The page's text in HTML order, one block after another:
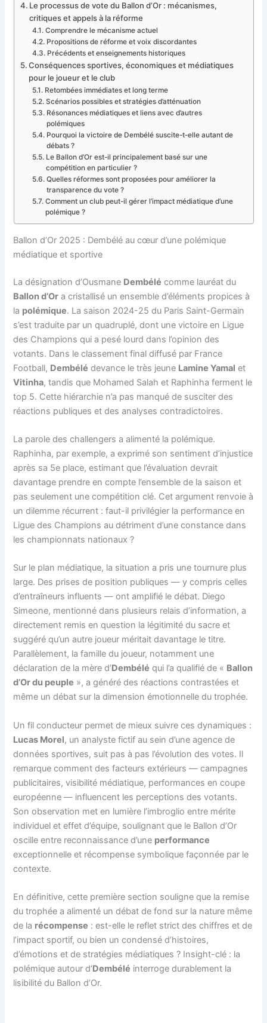
Le processus de vote du Ballon d’Or : mécanismes,
critiques et appels à la réforme
Comprendre le mécanisme actuel
Propositions de réforme et voix discordantes
Précédents et enseignements historiques
Conséquences sportives, économiques et médiatiques
pour le joueur et le club
Retombées immédiates et long terme
Scénarios possibles et stratégies d’atténuation
Résonances médiatiques et liens avec d’autres
polémiques
Pourquoi la victoire de Dembélé suscite-t-elle autant de
débats ?
Le Ballon d’Or est-il principalement basé sur une
compétition en particulier ?
Quelles réformes sont proposées pour améliorer la
transparence du vote ?
Comment un club peut-il gérer l’impact médiatique d’une
polémique ?
Ballon d’Or 2025 : Dembélé au cœur d’une polémique
médiatique et sportive
La désignation d’Ousmane Dembélé comme lauréat du
Ballon d’Or a cristallisé un ensemble d’éléments propices à
la polémique. La saison 2024-25 du Paris Saint-Germain
s’est traduite par un quadruplé, dont une victoire en Ligue
des Champions qui a pesé lourd dans l’opinion des
votants. Dans le classement final diffusé par France
Football, Dembélé devance le très jeune Lamine Yamal et
Vitinha, tandis que Mohamed Salah et Raphinha ferment le
top 5. Cette hiérarchie n’a pas manqué de susciter des
réactions publiques et des analyses contradictoires.
La parole des challengers a alimenté la polémique.
Raphinha, par exemple, a exprimé son sentiment d’injustice
après sa 5e place, estimant que l’évaluation devrait
davantage prendre en compte l’ensemble de la saison et
pas seulement une compétition clé. Cet argument renvoie à
un dilemme récurrent : faut-il privilégier la performance en
Ligue des Champions au détriment d’une constance dans
les championnats nationaux ?
Sur le plan médiatique, la situation a pris une tournure plus
large. Des prises de position publiques — y compris celles
d’entraîneurs influents — ont amplifié le débat. Diego
Simeone, mentionné dans plusieurs relais d’information, a
directement remis en question la légitimité du sacre et
suggéré qu’un autre joueur méritait davantage le titre.
Parallèlement, la famille du joueur, notamment une
déclaration de la mère d’Dembélé qui l’a qualifié de « Ballon
d’Or du peuple », a généré des réactions contrastées et
même un débat sur la dimension émotionnelle du trophée.
Un fil conducteur permet de mieux suivre ces dynamiques :
Lucas Morel, un analyste fictif au sein d’une agence de
données sportives, suit pas à pas l’évolution des votes. Il
remarque comment des facteurs extérieurs — campagnes
publicitaires, visibilité médiatique, performances en coupe
européenne — influencent les perceptions des votants.
Son observation met en lumière l’imbroglio entre mérite
individuel et effet d’équipe, soulignant que le Ballon d’Or
oscille entre reconnaissance d’une performance
exceptionnelle et récompense symbolique façonnée par le
contexte.
En définitive, cette première section souligne que la remise
du trophée a alimenté un débat de fond sur la nature même
de la récompense : est-elle le reflet strict des chiffres et de
l’impact sportif, ou bien un condensé d’histoires,
d’émotions et de stratégies médiatiques ? Insight-clé : la
polémique autour d’Dembélé interroge durablement la
lisibilité du Ballon d’Or.